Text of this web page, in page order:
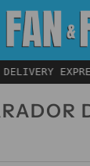
DELIVERY